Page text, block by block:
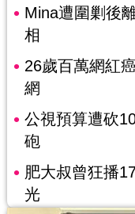
Mina遭圍剿後
相
26歲百萬網紅
網
公視預算遭砍
砲
肥大叔曾狂播
光